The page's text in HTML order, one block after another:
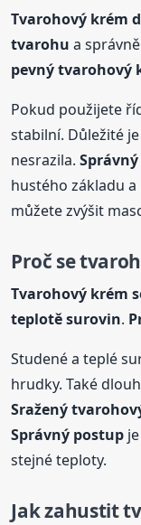
Tvarohový krém
tvarohu a
pevný tvarohový
Pokud použijete
stabilní. Důležité
nesrazila.
hustého základu
můžete zvýšit
Proč se
Tvarohový krém
teplotě surovin.
Studené a teplé
hrudky. Také
Sražený
Správný postup
stejné teploty.
Jak zahustit